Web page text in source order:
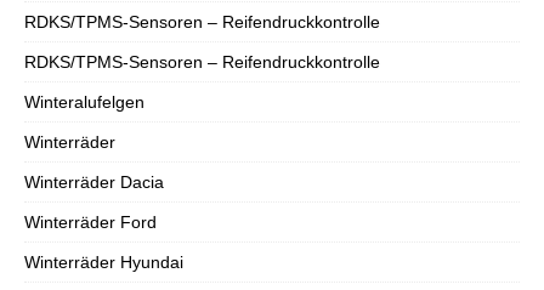
RDKS/TPMS-Sensoren – Reifendruckkontrolle
RDKS/TPMS-Sensoren – Reifendruckkontrolle
Winteralufelgen
Winterräder
Winterräder Dacia
Winterräder Ford
Winterräder Hyundai